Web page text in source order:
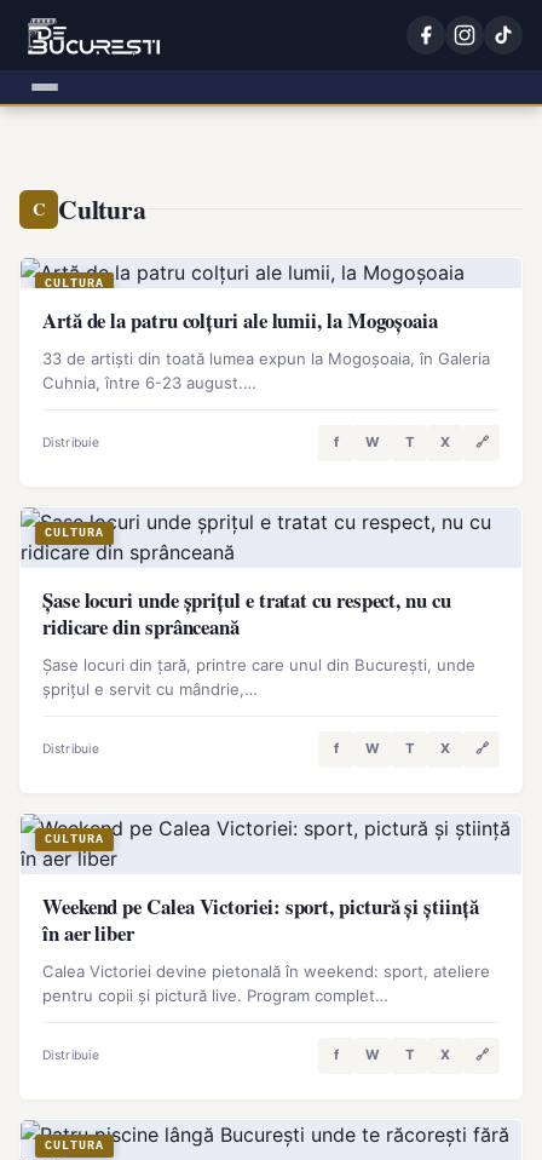
DeBucuresti
C Cultura
CULTURA
Artă de la patru colțuri ale lumii, la Mogoșoaia
33 de artiști din toată lumea expun la Mogoșoaia, în Galeria
Cuhnia, între 6-23 august.…
Distribuie f W T X 🔗
CULTURA
Șase locuri unde șprițul e tratat cu respect, nu cu
ridicare din sprânceană
Șase locuri din țară, printre care unul din București, unde
șprițul e servit cu mândrie,…
Distribuie f W T X 🔗
CULTURA
Weekend pe Calea Victoriei: sport, pictură și știință
în aer liber
Calea Victoriei devine pietonală în weekend: sport, ateliere
pentru copii și pictură live. Program complet…
Distribuie f W T X 🔗
CULTURA